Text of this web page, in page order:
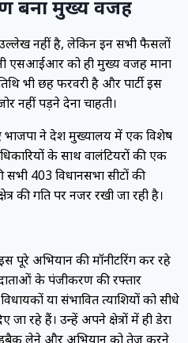
बना मुख्य वजह
नहीं है, लेकिन इन सभी फैसलों
एसआईआर को ही मुख्य वजह माना
भी छह फरवरी है और पार्टी इस
नहीं पड़ने देना चाहती।
ने प्रदेश मुख्यालय में एक विशेष
के साथ वालंटियरों की एक
सभी 403 विधानसभा सीटों की
की प्रगति पर नजर रखी जा रही है।
पूरे अभियान की मॉनीटरिंग कर रहे
के पंजीकरण की रफ्तार
या संभावित प्रत्याशियों को सीधे
जा रहे हैं। उन्हें अपने क्षेत्रों में ही डेरा
लेने और अभियान को तेज करने